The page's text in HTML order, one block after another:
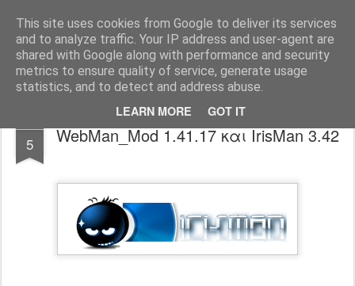
This site uses cookies from Google to deliver its services
and to analyze traffic. Your IP address and user-agent are
shared with Google along with performance and security
metrics to ensure quality of service, generate usage
statistics, and to detect and address abuse.
LEARN MORE GOT IT
www.psjailbreak.gr Καλωσήρθατε στο No1 site για τις κονσόλες Playstation στην Ελλάδα
Pages
5 WebMan_Mod 1.41.17 και IrisMan 3.42